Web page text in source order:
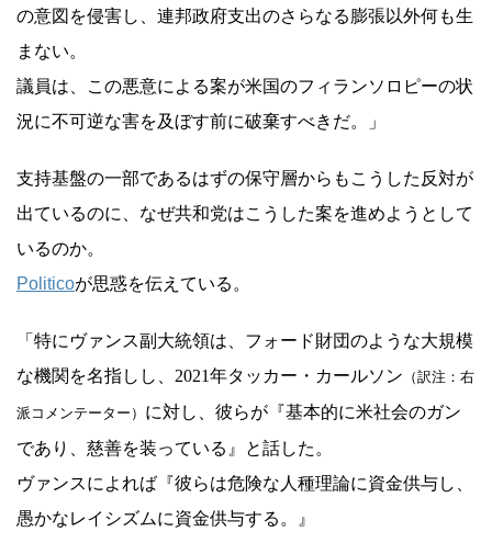
の意図を侵害し、連邦政府支出のさらなる膨張以外何も生
まない。
議員は、この悪意による案が米国のフィランソロピーの状
況に不可逆な害を及ぼす前に破棄すべきだ。」
支持基盤の一部であるはずの保守層からもこうした反対が
出ているのに、なぜ共和党はこうした案を進めようとして
いるのか。
Politicoが思惑を伝えている。
「特にヴァンス副大統領は、フォード財団のような大規模
な機関を名指しし、2021年タッカー・カールソン （訳注：右
派コメンテーター） に対し、彼らが『基本的に米社会のガン
であり、慈善を装っている』と話した。
ヴァンスによれば『彼らは危険な人種理論に資金供与し、
愚かなレイシズムに資金供与する。』